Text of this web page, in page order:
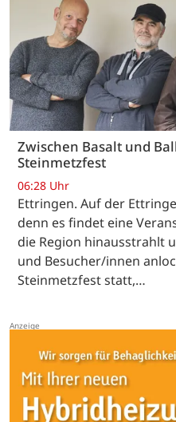
Zwischen Basalt und
Steinmetzfest
06:28 Uhr
Ettringen. Auf der
denn es findet eine
die Region hinausstrahlt
und Besucher/innen
Steinmetzfest statt,…